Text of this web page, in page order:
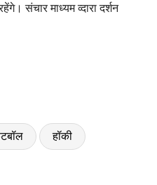
संचार माध्यम व्दारा दर्शन
हॉकी